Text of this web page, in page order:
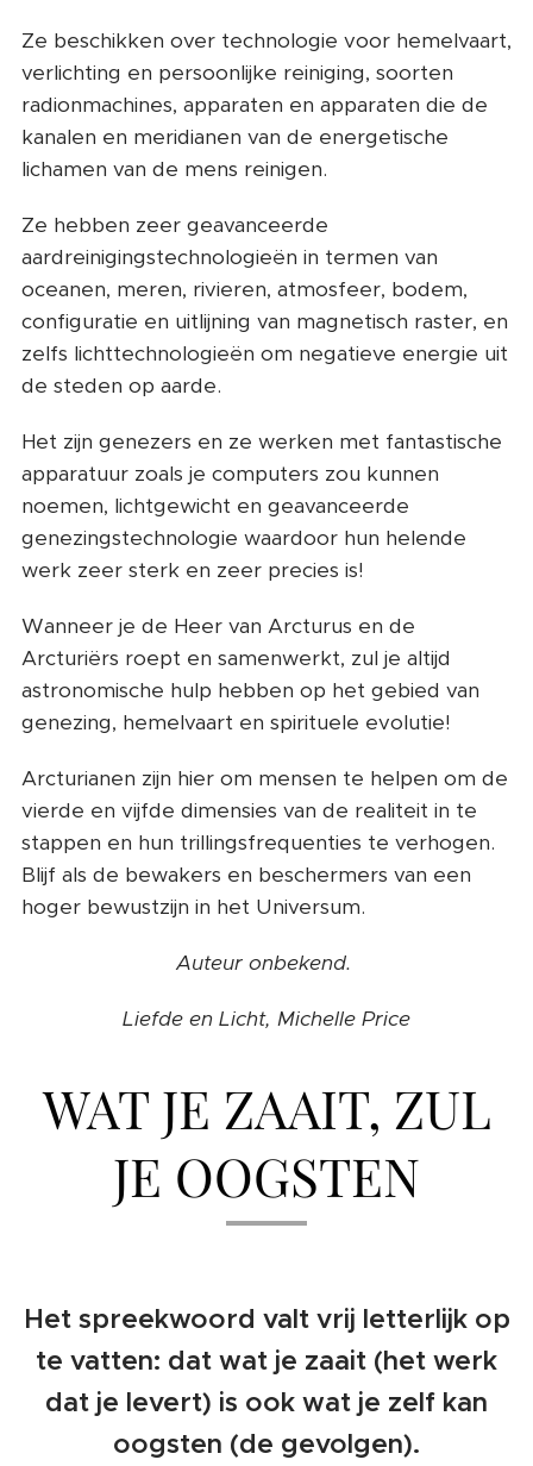
Ze beschikken over technologie voor hemelvaart,
verlichting en persoonlijke reiniging, soorten
radionmachines, apparaten en apparaten die de
kanalen en meridianen van de energetische
lichamen van de mens reinigen.
Ze hebben zeer geavanceerde
aardreinigingstechnologieën in termen van
oceanen, meren, rivieren, atmosfeer, bodem,
configuratie en uitlijning van magnetisch raster, en
zelfs lichttechnologieën om negatieve energie uit
de steden op aarde.
Het zijn genezers en ze werken met fantastische
apparatuur zoals je computers zou kunnen
noemen, lichtgewicht en geavanceerde
genezingstechnologie waardoor hun helende
werk zeer sterk en zeer precies is!
Wanneer je de Heer van Arcturus en de
Arcturiërs roept en samenwerkt, zul je altijd
astronomische hulp hebben op het gebied van
genezing, hemelvaart en spirituele evolutie!
Arcturianen zijn hier om mensen te helpen om de
vierde en vijfde dimensies van de realiteit in te
stappen en hun trillingsfrequenties te verhogen.
Blijf als de bewakers en beschermers van een
hoger bewustzijn in het Universum.
Auteur onbekend.
Liefde en Licht, Michelle Price
WAT JE ZAAIT, ZUL
JE OOGSTEN
Het spreekwoord valt vrij letterlijk op
te vatten: dat wat je zaait (het werk
dat je levert) is ook wat je zelf kan
oogsten (de gevolgen).